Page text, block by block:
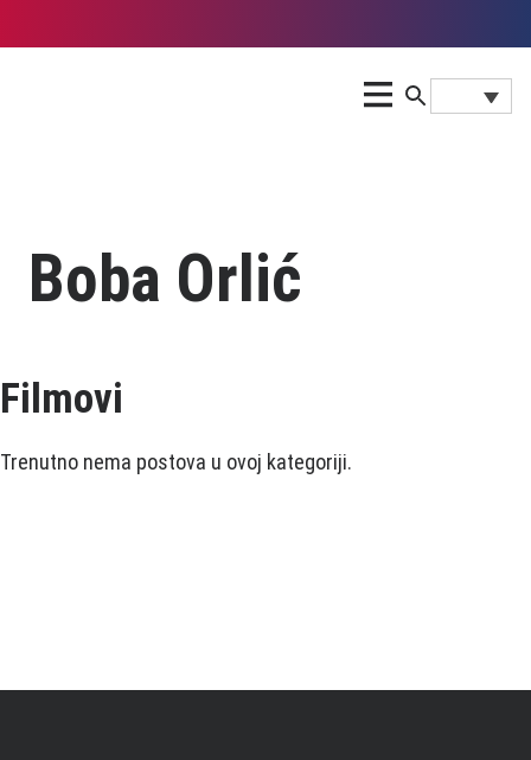
Boba Orlić
Filmovi
Trenutno nema postova u ovoj kategoriji.